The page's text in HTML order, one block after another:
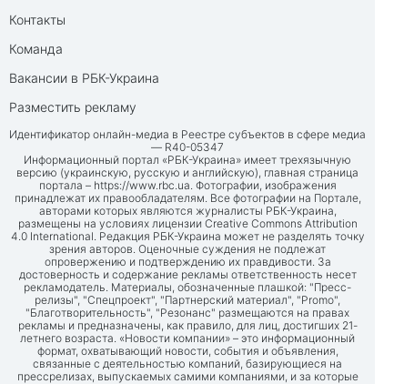
Контакты
Команда
Вакансии в РБК-Украина
Разместить рекламу
Идентификатор онлайн-медиа в Реестре субъектов в сфере медиа
— R40-05347
Информационный портал «РБК-Украина» имеет трехязычную
версию (украинскую, русскую и английскую), главная страница
портала – https://www.rbc.ua. Фотографии, изображения
принадлежат их правообладателям. Все фотографии на Портале,
авторами которых являются журналисты РБК-Украина,
размещены на условиях лицензии Creative Commons Attribution
4.0 International. Редакция РБК-Украина может не разделять точку
зрения авторов. Оценочные суждения не подлежат
опровержению и подтверждению их правдивости. За
достоверность и содержание рекламы ответственность несет
рекламодатель. Материалы, обозначенные плашкой: "Пресс-
релизы", "Спецпроект", "Партнерский материал", "Promo",
"Благотворительность", "Резонанс" размещаются на правах
рекламы и предназначены, как правило, для лиц, достигших 21-
летнего возраста. «Новости компании» – это информационный
формат, охватывающий новости, события и объявления,
связанные с деятельностью компаний, базирующиеся на
прессрелизах, выпускаемых самими компаниями, и за которые